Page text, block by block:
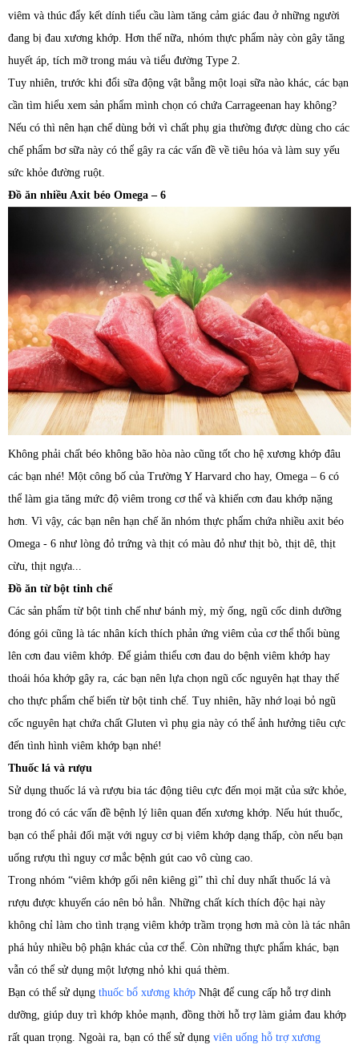
viêm và thúc đẩy kết dính tiểu cầu làm tăng cảm giác đau ở những người
đang bị đau xương khớp. Hơn thế nữa, nhóm thực phẩm này còn gây tăng
huyết áp, tích mỡ trong máu và tiểu đường Type 2.
Tuy nhiên, trước khi đổi sữa động vật bằng một loại sữa nào khác, các bạn
cần tìm hiểu xem sản phẩm mình chọn có chứa Carrageenan hay không?
Nếu có thì nên hạn chế dùng bởi vì chất phụ gia thường được dùng cho các
chế phẩm bơ sữa này có thể gây ra các vấn đề về tiêu hóa và làm suy yếu
sức khỏe đường ruột.
Đồ ăn nhiều Axit béo Omega – 6
Không phải chất béo không bão hòa nào cũng tốt cho hệ xương khớp đâu
các bạn nhé! Một công bố của Trường Y Harvard cho hay, Omega – 6 có
thể làm gia tăng mức độ viêm trong cơ thể và khiến cơn đau khớp nặng
hơn. Vì vậy, các bạn nên hạn chế ăn nhóm thực phẩm chứa nhiều axit béo
Omega - 6 như lòng đỏ trứng và thịt có màu đỏ như thịt bò, thịt dê, thịt
cừu, thịt ngựa...
Đồ ăn từ bột tinh chế
Các sản phẩm từ bột tinh chế như bánh mỳ, mỳ ống, ngũ cốc dinh dưỡng
đóng gói cũng là tác nhân kích thích phản ứng viêm của cơ thể thổi bùng
lên cơn đau viêm khớp. Để giảm thiểu cơn đau do bệnh viêm khớp hay
thoái hóa khớp gây ra, các bạn nên lựa chọn ngũ cốc nguyên hạt thay thế
cho thực phẩm chế biến từ bột tinh chế. Tuy nhiên, hãy nhớ loại bỏ ngũ
cốc nguyên hạt chứa chất Gluten vì phụ gia này có thể ảnh hưởng tiêu cực
đến tình hình viêm khớp bạn nhé!
Thuốc lá và rượu
Sử dụng thuốc lá và rượu bia tác động tiêu cực đến mọi mặt của sức khỏe,
trong đó có các vấn đề bệnh lý liên quan đến xương khớp. Nếu hút thuốc,
bạn có thể phải đối mặt với nguy cơ bị viêm khớp dạng thấp, còn nếu bạn
uống rượu thì nguy cơ mắc bệnh gút cao vô cùng cao.
Trong nhóm “viêm khớp gối nên kiêng gì” thì chỉ duy nhất thuốc lá và
rượu được khuyến cáo nên bỏ hẳn. Những chất kích thích độc hại này
không chỉ làm cho tình trạng viêm khớp trầm trọng hơn mà còn là tác nhân
phá hủy nhiều bộ phận khác của cơ thể. Còn những thực phẩm khác, bạn
vẫn có thể sử dụng một lượng nhỏ khi quá thèm.
Bạn có thể sử dụng thuốc bổ xương khớp Nhật để cung cấp hỗ trợ dinh
dưỡng, giúp duy trì khớp khỏe mạnh, đồng thời hỗ trợ làm giảm đau khớp
rất quan trọng. Ngoài ra, bạn có thể sử dụng viên uống hỗ trợ xương